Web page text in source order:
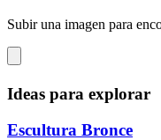
Subir una imagen para
Ideas para explorar
Escultura Bronce